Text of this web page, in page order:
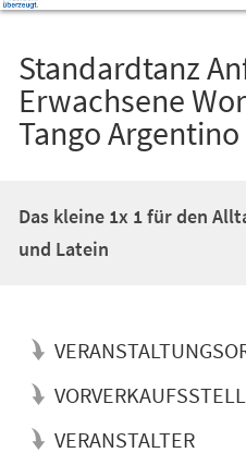
Standardtanz
Erwachsene
Tango Argentino
Das kleine 1x 1 für den
und Latein
VERANSTALTER